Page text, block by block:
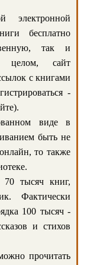
электронной
бесплатно
так и
целом, сайт
с книгами
-
виде в
быть не
то также
тысяч книг,
Фактически
100 тысяч -
и стихов
прочитать